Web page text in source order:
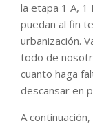
la etapa 1 A, 1
puedan al fin
urbanización.
todo de
cuanto haga
descansar en
A